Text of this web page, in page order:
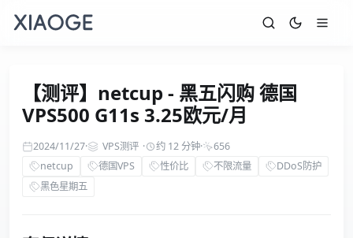
【测评】netcup - 黑五闪购 德国
VPS500 G11s 3.25欧元/月
2024/11/27· VPS测评 · 约 12 分钟·
656
netcup
德国VPS 性价比 不限流量
DDoS防护
黑色星期五